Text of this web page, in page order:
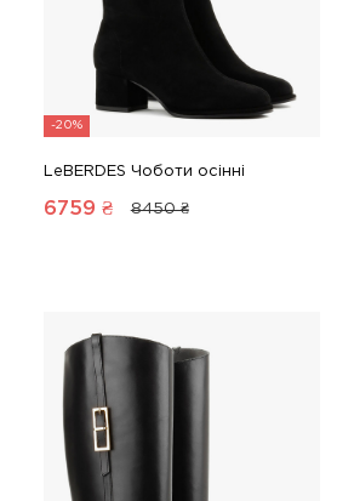
-20%
LeBERDES Чоботи осінні
6759 ₴ 8450 ₴